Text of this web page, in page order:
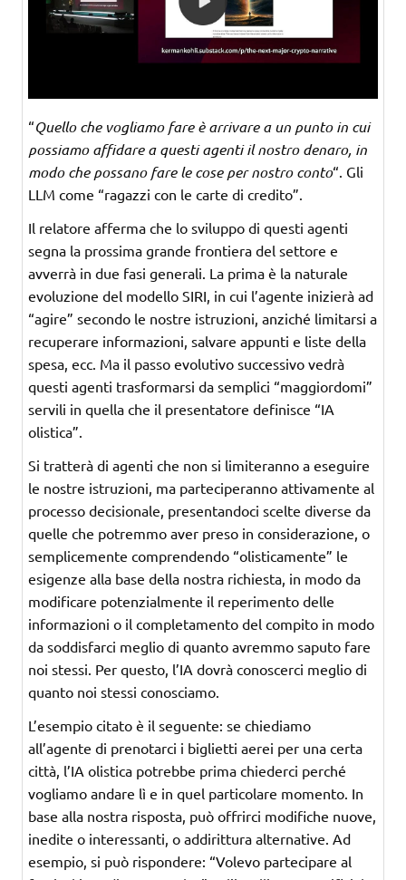
“Quello che vogliamo fare è arrivare a un punto in cui
possiamo affidare a questi agenti il nostro denaro, in
modo che possano fare le cose per nostro conto“. Gli
LLM come “ragazzi con le carte di credito”.
Il relatore afferma che lo sviluppo di questi agenti
segna la prossima grande frontiera del settore e
avverrà in due fasi generali. La prima è la naturale
evoluzione del modello SIRI, in cui l’agente inizierà ad
“agire” secondo le nostre istruzioni, anziché limitarsi a
recuperare informazioni, salvare appunti e liste della
spesa, ecc. Ma il passo evolutivo successivo vedrà
questi agenti trasformarsi da semplici “maggiordomi”
servili in quella che il presentatore definisce “IA
olistica”.
Si tratterà di agenti che non si limiteranno a eseguire
le nostre istruzioni, ma parteciperanno attivamente al
processo decisionale, presentandoci scelte diverse da
quelle che potremmo aver preso in considerazione, o
semplicemente comprendendo “olisticamente” le
esigenze alla base della nostra richiesta, in modo da
modificare potenzialmente il reperimento delle
informazioni o il completamento del compito in modo
da soddisfarci meglio di quanto avremmo saputo fare
noi stessi. Per questo, l’IA dovrà conoscerci meglio di
quanto noi stessi conosciamo.
L’esempio citato è il seguente: se chiediamo
all’agente di prenotarci i biglietti aerei per una certa
città, l’IA olistica potrebbe prima chiederci perché
vogliamo andare lì e in quel particolare momento. In
base alla nostra risposta, può offrirci modifiche nuove,
inedite o interessanti, o addirittura alternative. Ad
esempio, si può rispondere: “Volevo partecipare al